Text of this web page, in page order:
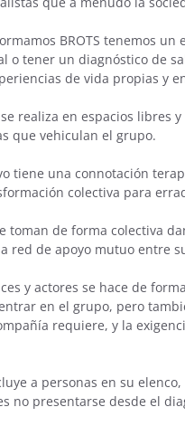
BROTS tenemos
o tener un diagnóstico de
de vida propias y
realiza en espacios libres
que vehiculan el grupo.
tiene una connotación
colectiva para
toman de forma colectiva
red de apoyo mutuo entre
y actores se hace de
en el grupo, pero
requiere, y la
a personas en su
no presentarse desde el